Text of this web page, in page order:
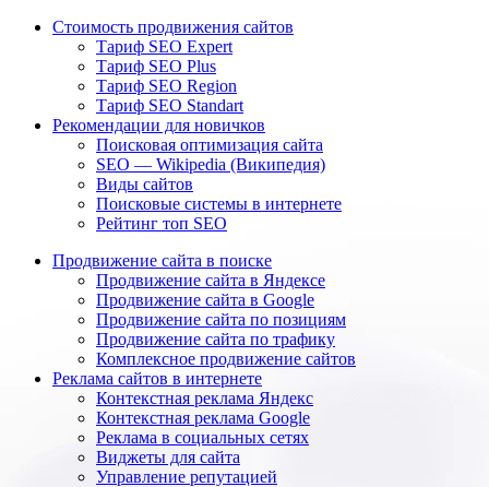
Стоимость продвижения сайтов
Тариф SEO Expert
Тариф SEO Plus
Тариф SEO Region
Тариф SEO Standart
Рекомендации для новичков
Поисковая оптимизация сайта
SEO — Wikipedia (Википедия)
Виды сайтов
Поисковые системы в интернете
Рейтинг топ SEO
Продвижение сайта в поиске
Продвижение сайта в Яндексе
Продвижение сайта в Google
Продвижение сайта по позициям
Продвижение сайта по трафику
Комплексное продвижение сайтов
Реклама сайтов в интернете
Контекстная реклама Яндекс
Контекстная реклама Google
Реклама в социальных сетях
Виджеты для сайта
Управление репутацией